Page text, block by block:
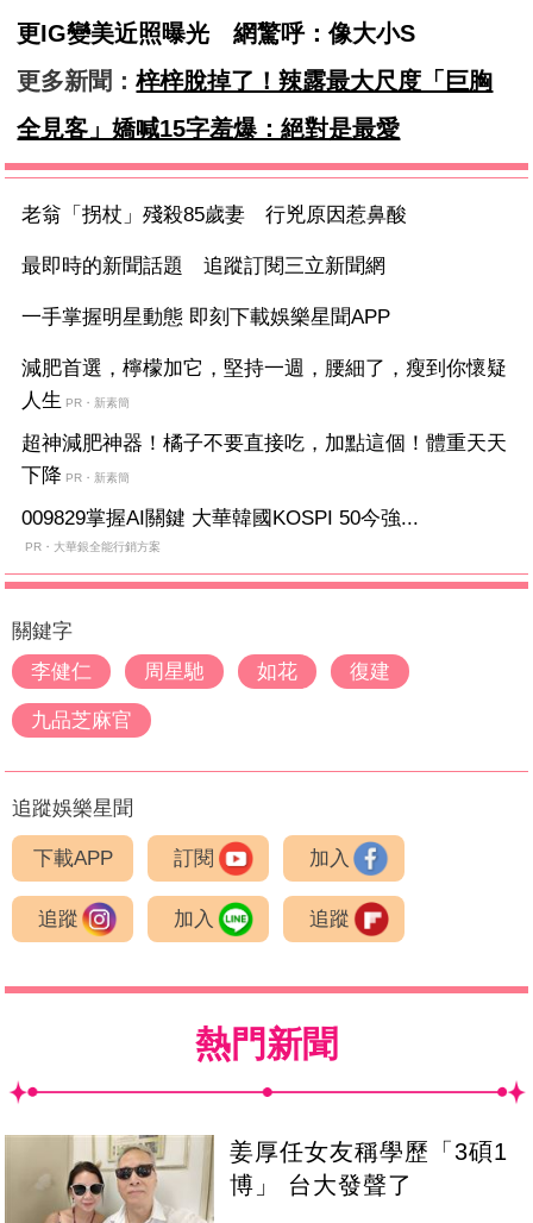
更IG變美近照曝光 網驚呼：像大小S
更多新聞：梓梓脫掉了！辣露最大尺度「巨胸
全見客」嬌喊15字羞爆：絕對是最愛
老翁「拐杖」殘殺85歲妻 行兇原因惹鼻酸
最即時的新聞話題 追蹤訂閱三立新聞網
一手掌握明星動態 即刻下載娛樂星聞APP
減肥首選，檸檬加它，堅持一週，腰細了，瘦到你懷疑
人生 PR・新素簡
超神減肥神器！橘子不要直接吃，加點這個！體重天天
下降 PR・新素簡
009829掌握AI關鍵 大華韓國KOSPI 50今強...
PR・大華銀全能行銷方案
關鍵字
李健仁
周星馳 如花 復建
九品芝麻官
追蹤娛樂星聞
下載APP 訂閱 加入
追蹤 加入 追蹤
熱門新聞
姜厚任女友稱學歷「3碩1
博」 台大發聲了